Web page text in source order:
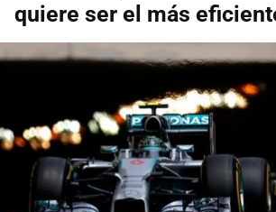
quiere ser el más